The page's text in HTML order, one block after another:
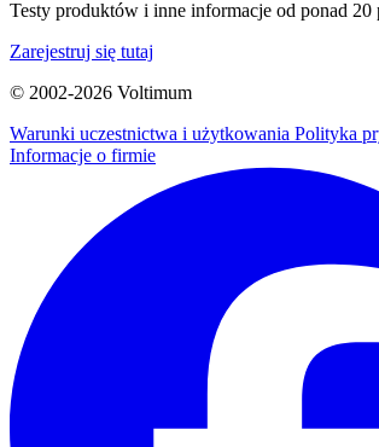
Testy produktów i inne informacje od ponad 20
Zarejestruj się tutaj
© 2002-2026 Voltimum
Warunki uczestnictwa i użytkowania Polityka
Informacje o firmie